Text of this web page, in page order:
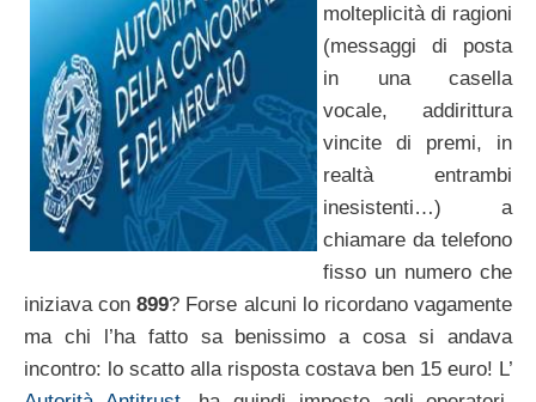
molteplicità di ragioni
(messaggi di posta
in una casella
vocale, addirittura
vincite di premi, in
realtà entrambi
inesistenti…) a
chiamare da telefono
fisso un numero che
iniziava con899? Forse alcuni lo ricordano vagamente
ma chi l’ha fatto sa benissimo a cosa si andava
incontro: lo scatto alla risposta costava ben 15 euro! L’